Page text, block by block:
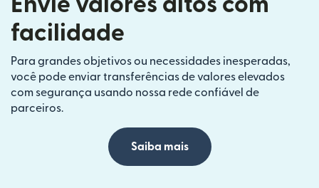
Envie valores altos com
facilidade
Para grandes objetivos ou necessidades inesperadas,
você pode enviar transferências de valores elevados
com segurança usando nossa rede confiável de
parceiros.
Saiba mais